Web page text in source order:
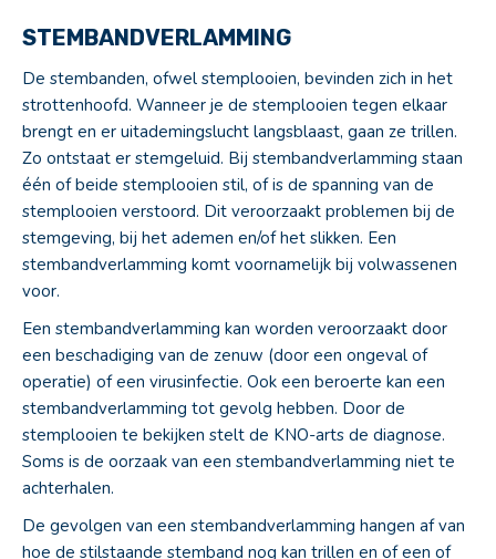
STEMBANDVERLAMMING
De stembanden, ofwel stemplooien, bevinden zich in het
strottenhoofd. Wanneer je de stemplooien tegen elkaar
brengt en er uitademingslucht langsblaast, gaan ze trillen.
Zo ontstaat er stemgeluid. Bij stembandverlamming staan
één of beide stemplooien stil, of is de spanning van de
stemplooien verstoord. Dit veroorzaakt problemen bij de
stemgeving, bij het ademen en/of het slikken. Een
stembandverlamming komt voornamelijk bij volwassenen
voor.
Een stembandverlamming kan worden veroorzaakt door
een beschadiging van de zenuw (door een ongeval of
operatie) of een virusinfectie. Ook een beroerte kan een
stembandverlamming tot gevolg hebben. Door de
stemplooien te bekijken stelt de KNO-arts de diagnose.
Soms is de oorzaak van een stembandverlamming niet te
achterhalen.
De gevolgen van een stembandverlamming hangen af van
hoe de stilstaande stemband nog kan trillen en of een of